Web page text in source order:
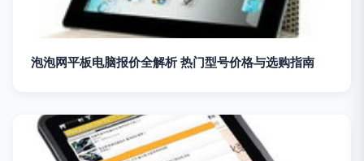
泡泡网平板电脑报价全解析 热门型号价格与选购指南